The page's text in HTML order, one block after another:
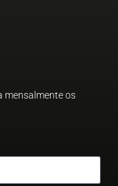
mensalmente os